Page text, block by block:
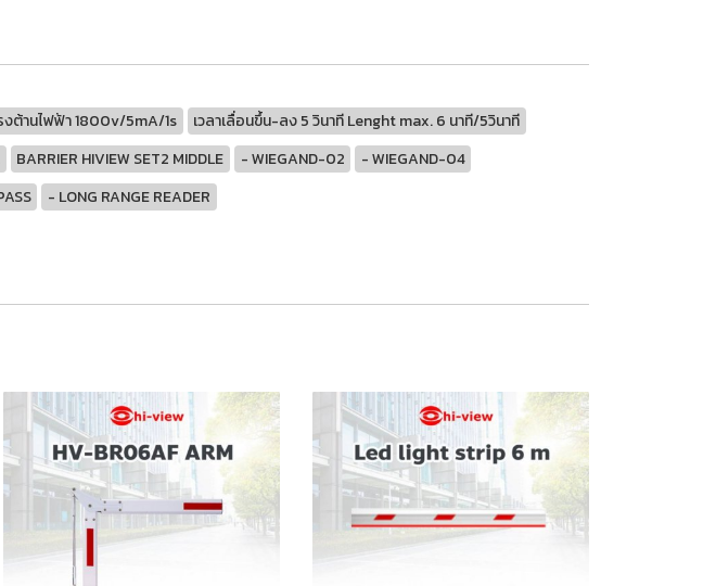
ต้านไฟฟ้า 1800v/5mA/1s
เวลาเลื่อนขึ้น-ลง 5 วินาที Lenght max. 6 นาที/5วินาที
BARRIER HIVIEW SET2 MIDDLE - WIEGAND-02
- WIEGAND-04
- LONG RANGE READER